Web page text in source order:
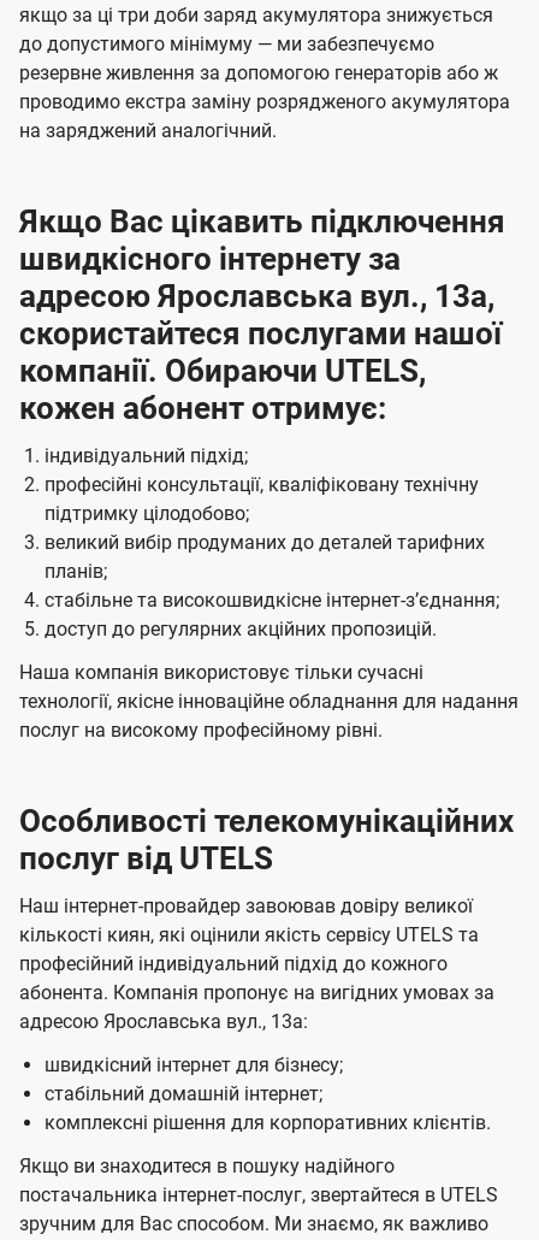
якщо за ці три доби заряд акумулятора знижується
до допустимого мінімуму — ми забезпечуємо
резервне живлення за допомогою генераторів або ж
проводимо екстра заміну розрядженого акумулятора
на заряджений аналогічний.
Якщо Вас цікавить підключення
швидкісного інтернету за
адресою Ярославська вул., 13а,
скористайтеся послугами нашої
компанії. Обираючи UTELS,
кожен абонент отримує:
індивідуальний підхід;
професійні консультації, кваліфіковану технічну
підтримку цілодобово;
великий вибір продуманих до деталей тарифних
планів;
стабільне та високошвидкісне інтернет-зʼєднання;
доступ до регулярних акційних пропозицій.
Наша компанія використовує тільки сучасні
технології, якісне інноваційне обладнання для надання
послуг на високому професійному рівні.
Особливості телекомунікаційних
послуг від UTELS
Наш інтернет-провайдер завоював довіру великої
кількості киян, які оцінили якість сервісу UTELS та
професійний індивідуальний підхід до кожного
абонента. Компанія пропонує на вигідних умовах за
адресою Ярославська вул., 13а:
швидкісний інтернет для бізнесу;
стабільний домашній інтернет;
комплексні рішення для корпоративних клієнтів.
Якщо ви знаходитеся в пошуку надійного
постачальника інтернет-послуг, звертайтеся в UTELS
зручним для Вас способом. Ми знаємо, як важливо